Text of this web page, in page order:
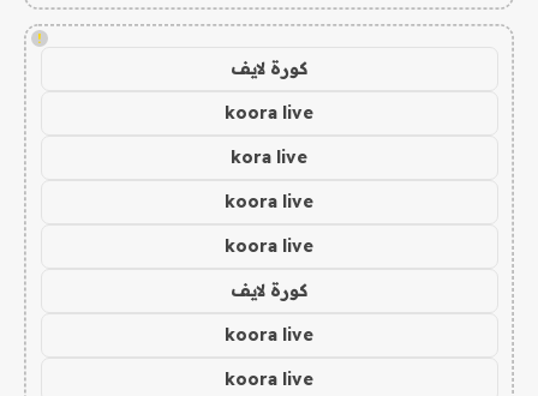
!
كورة لايف
koora live
kora live
koora live
koora live
كورة لايف
koora live
koora live